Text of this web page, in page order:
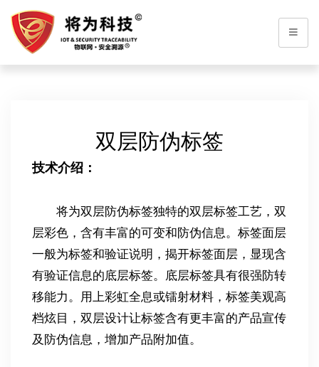
双层防伪标签
技术介绍：
将为双层防伪标签独特的双层标签工艺，双
层彩色，含有丰富的可变和防伪信息。标签面层
一般为标签和验证说明，揭开标签面层，显现含
有验证信息的底层标签。底层标签具有很强防转
移能力。用上彩虹全息或镭射材料，标签美观高
档炫目，双层设计让标签含有更丰富的产品宣传
及防伪信息，增加产品附加值。